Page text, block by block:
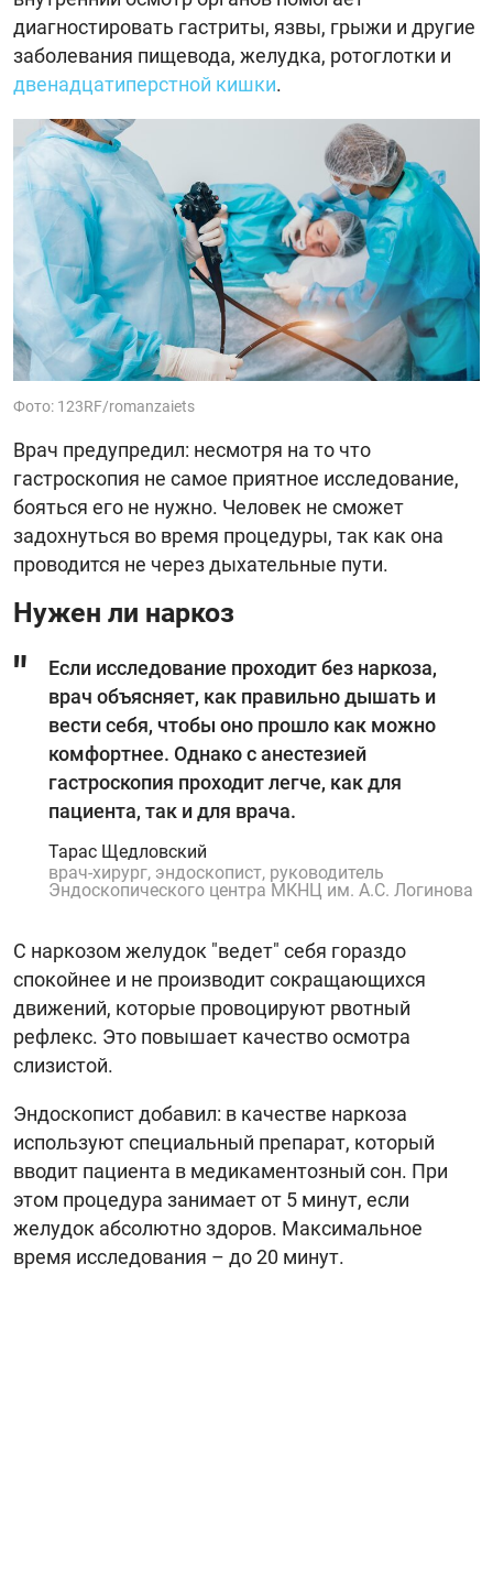
диагностировать гастриты, язвы, грыжи и другие
заболевания пищевода, желудка, ротоглотки и
двенадцатиперстной кишки.
Фото: 123RF/romanzaiets
Врач предупредил: несмотря на то что
гастроскопия не самое приятное исследование,
бояться его не нужно. Человек не сможет
задохнуться во время процедуры, так как она
проводится не через дыхательные пути.
Нужен ли наркоз
Если исследование проходит без наркоза,
врач объясняет, как правильно дышать и
вести себя, чтобы оно прошло как можно
комфортнее. Однако с анестезией
гастроскопия проходит легче, как для
пациента, так и для врача.
Тарас Щедловский
врач-хирург, эндоскопист, руководитель
Эндоскопического центра МКНЦ им. А.С. Логинова
С наркозом желудок "ведет" себя гораздо
спокойнее и не производит сокращающихся
движений, которые провоцируют рвотный
рефлекс. Это повышает качество осмотра
слизистой.
Эндоскопист добавил: в качестве наркоза
используют специальный препарат, который
вводит пациента в медикаментозный сон. При
этом процедура занимает от 5 минут, если
желудок абсолютно здоров. Максимальное
время исследования – до 20 минут.